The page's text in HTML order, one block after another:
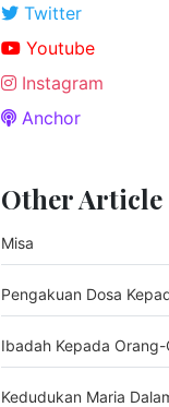
Twitter
Youtube
Instagram
Anchor
Other Article
Misa
Pengakuan Dosa
Ibadah Kepada
Kedudukan Maria